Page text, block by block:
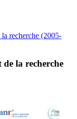
recherche (2005-
la recherche